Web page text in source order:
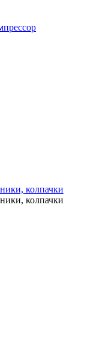
колпачки
колпачки